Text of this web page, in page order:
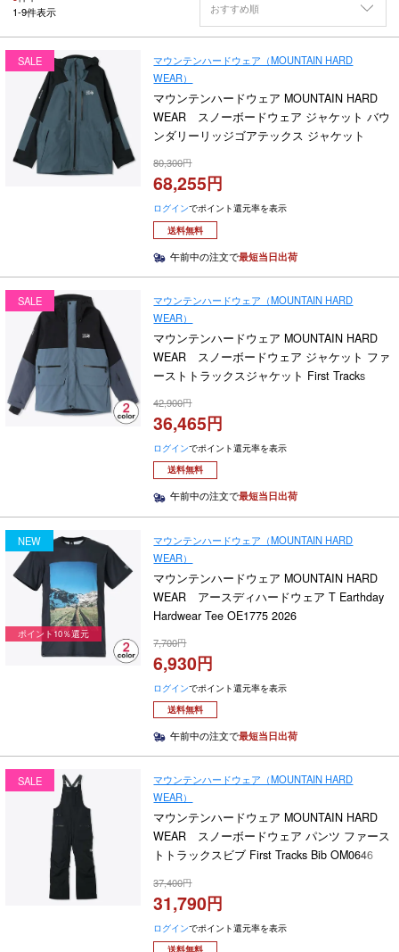
1-9件表示 おすすめ順
SALE
マウンテンハードウェア（MOUNTAIN HARD
WEAR）
マウンテンハードウェア MOUNTAIN HARD
WEAR スノーボードウェア ジャケット バウ
ンダリーリッジゴアテックス ジャケット
2025-2026
80,300
68,255
ログインでポイント還元率を表示
送料無料
午前中の注文で最短当日出荷
SALE
マウンテンハードウェア（MOUNTAIN HARD
WEAR）
マウンテンハードウェア MOUNTAIN HARD
WEAR スノーボードウェア ジャケット ファ
ーストトラックスジャケット First Tracks
42,900
36,465
ログインでポイント還元率を表示
送料無料
午前中の注文で最短当日出荷
NEW
マウンテンハードウェア（MOUNTAIN HARD
WEAR）
マウンテンハードウェア MOUNTAIN HARD
WEAR アースディハードウェア T Earthday
Hardwear Tee OE1775 2026
7,700
6,930
ログインでポイント還元率を表示
送料無料
ポイント10％還元
午前中の注文で最短当日出荷
SALE
マウンテンハードウェア（MOUNTAIN HARD
WEAR）
マウンテンハードウェア MOUNTAIN HARD
WEAR スノーボードウェア パンツ ファース
トトラックスビブ First Tracks Bib OM0646
37,400
31,790
ログインでポイント還元率を表示
送料無料